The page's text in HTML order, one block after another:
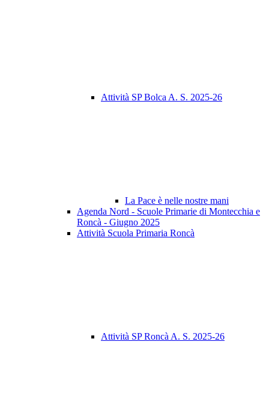
Attività SP Bolca A. S. 2025-26
La Pace è nelle nostre mani
Agenda Nord - Scuole Primarie di Montecchia e
Roncà - Giugno 2025
Attività Scuola Primaria Roncà
Attività SP Roncà A. S. 2025-26